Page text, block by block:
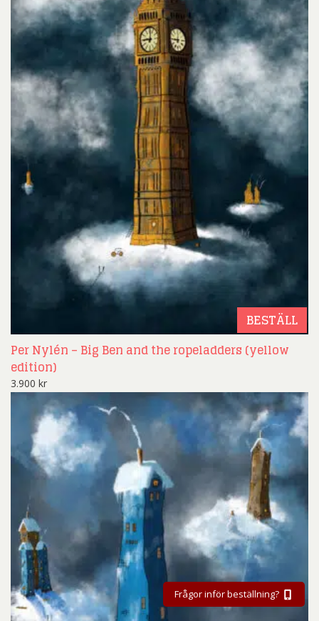
BESTÄLL
Per Nylén – Big Ben and the ropeladders (yellow
edition)
3.900 kr
Frågor inför beställning?